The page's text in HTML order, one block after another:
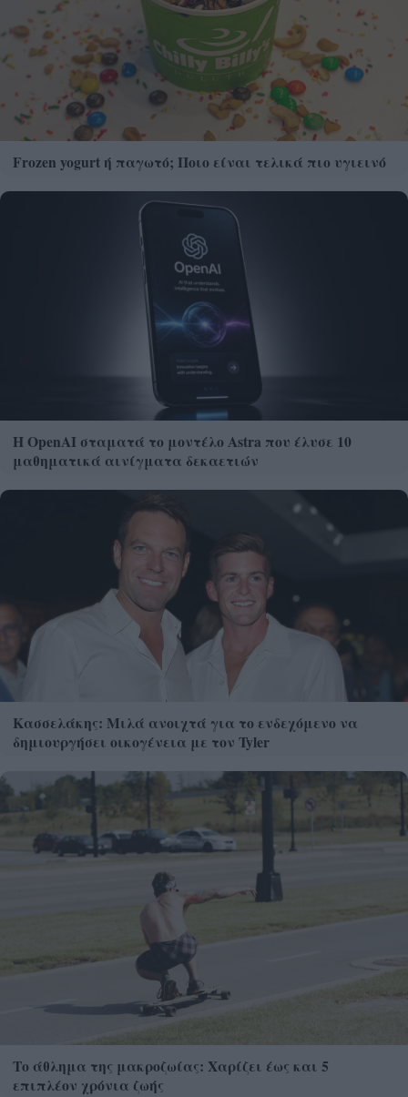
Frozen yogurt ή παγωτό; Ποιο είναι τελικά πιο υγιεινό
Η OpenAI σταματά το μοντέλο Astra που έλυσε 10
μαθηματικά αινίγματα δεκαετιών
Κασσελάκης: Μιλά ανοιχτά για το ενδεχόμενο να
δημιουργήσει οικογένεια με τον Tyler
Το άθλημα της μακροζωίας: Χαρίζει έως και 5
επιπλέον χρόνια ζωής